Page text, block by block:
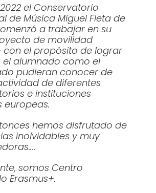
el Conservatorio
de Música Miguel Fleta de
a trabajar en su
de movilidad
con el propósito de lograr
alumnado como el
pudieran conocer de
de diferentes
e instituciones
europeas.
hemos disfrutado de
inolvidables y muy
somos Centro
Erasmus+.